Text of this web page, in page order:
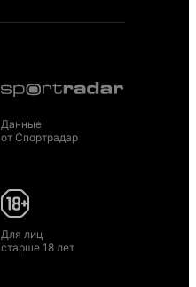
Данные
от Спортрадар
Для лиц
старше 18 лет